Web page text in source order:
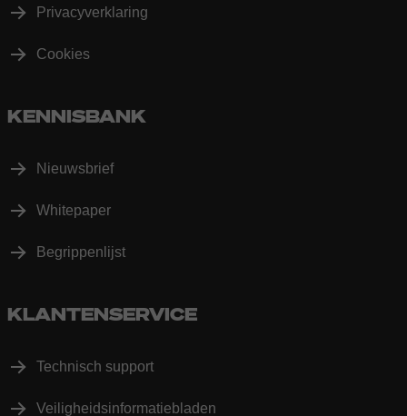
Privacyverklaring
Cookies
KENNISBANK
Nieuwsbrief
Whitepaper
Begrippenlijst
KLANTENSERVICE
Technisch support
Veiligheidsinformatiebladen